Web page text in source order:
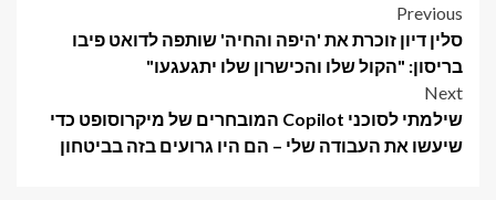
Post
navigation
Previous
סלין דיון זוכרת את 'היפה והחיה' שותפה לדואט פיבו
בריסון: "הקול שלו והכישרון שלו יתגעגעו"
Next
שילמתי לסוכני Copilot המובחרים של מיקרוסופט כדי
שיעשו את העבודה שלי – הם היו גרועים בזה בביטחון